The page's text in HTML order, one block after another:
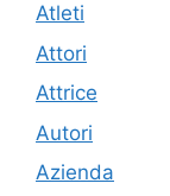
Atleti
Attori
Attrice
Autori
Azienda